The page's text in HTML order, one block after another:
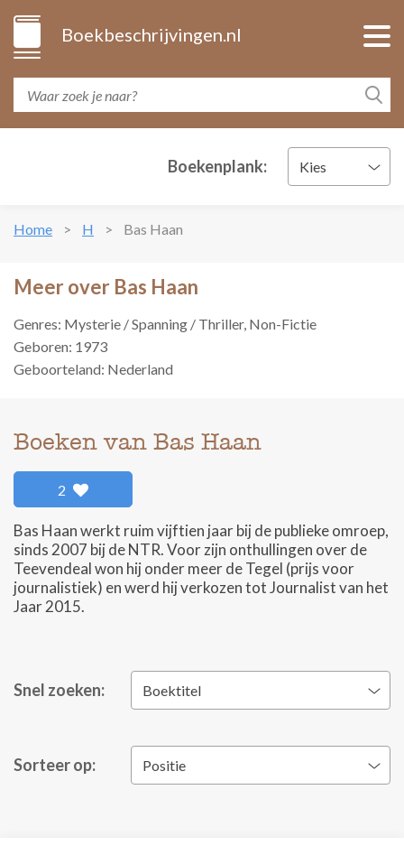
Boekbeschrijvingen.nl
Boekenplank: Kies
Home H Bas Haan
Meer over Bas Haan
Genres: Mysterie / Spanning / Thriller, Non-Fictie
Geboren: 1973
Geboorteland: Nederland
Boeken van Bas Haan
2
Bas Haan werkt ruim vijftien jaar bij de publieke omroep,
sinds 2007 bij de NTR. Voor zijn onthullingen over de
Teevendeal won hij onder meer de Tegel (prijs voor
journalistiek) en werd hij verkozen tot Journalist van het
Jaar 2015.
Snel zoeken: Boektitel
Sorteer op: Positie